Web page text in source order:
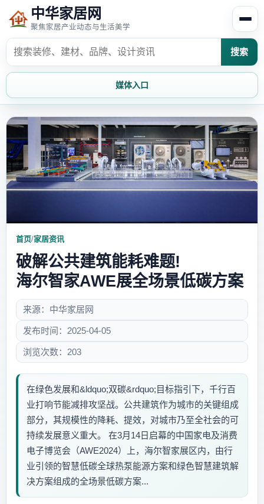
中华家居网
聚焦家居产业动态与生活美学
搜索
媒体入口
首页 家居资讯
家居风水 家居欣赏
时尚饰家 装修设计
家具知识 家居文化
家装攻略 创意家居
首页/家居资讯
破解公共建筑能耗难题!
海尔智家AWE展全场景低碳方案
来源：中华家居网
发布时间：2025-04-05
浏览次数：203
在绿色发展和&ldquo;双碳&rdquo;目标指引下，千行百
业打响节能减排攻坚战。公共建筑作为城市的关键组成
部分，其规模性的降耗、提效，对城市乃至全社会的可
持续发展意义重大。 在3月14日启幕的中国家电及消费
电子博览会（AWE2024）上，海尔智家展区内，由行
业引领的智慧低碳全球热泵能源方案和绿色智慧建筑解
决方案组成的全场景低碳方案...